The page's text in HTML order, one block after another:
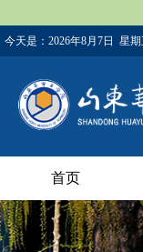
今天是： 2026年8月7日 星
首页